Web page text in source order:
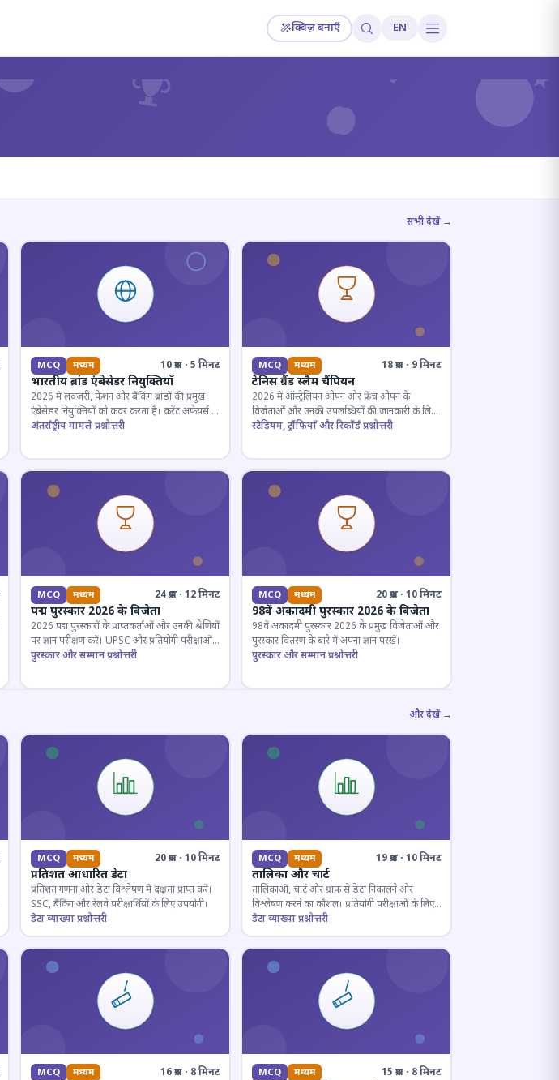
क्विज़ बनाएँ EN
? ?
सभी देखें →
MCQ मध्यम 10 प्रश्न · 5 मिनट
भारतीय ब्रांड एंबेसेडर नियुक्तियाँ
2026 में लक्जरी, फैशन और बैंकिंग ब्रांडों की प्रमुख
एंबेसेडर नियुक्तियों को कवर करता है। करेंट अफेयर्स के
लिए जरूरी।
अंतर्राष्ट्रीय मामले प्रश्नोत्तरी
MCQ मध्यम 18 प्रश्न · 9 मिनट
टेनिस ग्रैंड स्लैम चैंपियन
2026 में ऑस्ट्रेलियन ओपन और फ्रेंच ओपन के
विजेताओं और उनकी उपलब्धियों की जानकारी के लिए
क्विज़।
स्टेडियम, ट्रॉफियाँ और रिकॉर्ड प्रश्नोत्तरी
MCQ मध्यम 24 प्रश्न · 12 मिनट
पद्म पुरस्कार 2026 के विजेता
2026 पद्म पुरस्कारों के प्राप्तकर्ताओं और उनकी श्रेणियों
पर ज्ञान परीक्षण करें। UPSC और प्रतियोगी परीक्षाओं
के लिए महत्वपूर्ण।
पुरस्कार और सम्मान प्रश्नोत्तरी
MCQ मध्यम 20 प्रश्न · 10 मिनट
98वें अकादमी पुरस्कार 2026 के विजेता
98वें अकादमी पुरस्कार 2026 के प्रमुख विजेताओं और
पुरस्कार वितरण के बारे में अपना ज्ञान परखें।
पुरस्कार और सम्मान प्रश्नोत्तरी
और देखें →
MCQ मध्यम 20 प्रश्न · 10 मिनट
प्रतिशत आधारित डेटा
प्रतिशत गणना और डेटा विश्लेषण में दक्षता प्राप्त करें।
SSC, बैंकिंग और रेलवे परीक्षार्थियों के लिए उपयोगी।
डेटा व्याख्या प्रश्नोत्तरी
MCQ मध्यम 19 प्रश्न · 10 मिनट
तालिका और चार्ट
तालिकाओं, चार्ट और ग्राफ से डेटा निकालने और
विश्लेषण करने का कौशल। प्रतियोगी परीक्षाओं के लिए
अनिवार्य।
डेटा व्याख्या प्रश्नोत्तरी
MCQ मध्यम 16 प्रश्न · 8 मिनट MCQ मध्यम 15 प्रश्न · 8 मिनट